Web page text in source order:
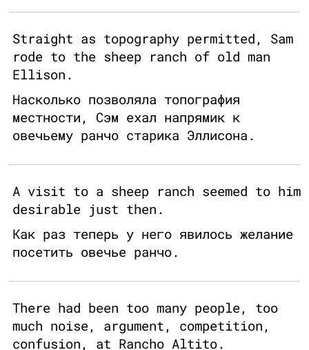
Straight as topography permitted, Sam
rode to the sheep ranch of old man
Ellison.
Насколько позволяла топография
местности, Сэм ехал напрямик к
овечьему ранчо старика Эллисона.
A visit to a sheep ranch seemed to him
desirable just then.
Как раз теперь у него явилось желание
посетить овечье ранчо.
There had been too many people, too
much noise, argument, competition,
confusion, at Rancho Altito.